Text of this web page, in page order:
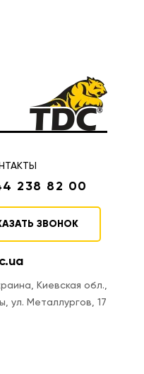
238 82 00
ЗВОНОК
Киевская обл.,
ул. Металлургов, 17